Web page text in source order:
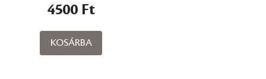
4500 Ft
KOSÁRBA